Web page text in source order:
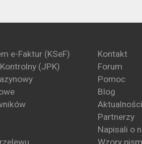
e-Faktur (KSeF)
(JPK)
Kontakt
Forum
Pomoc
Blog
Aktualności
Partnerzy
Napisali o
Wzory pism